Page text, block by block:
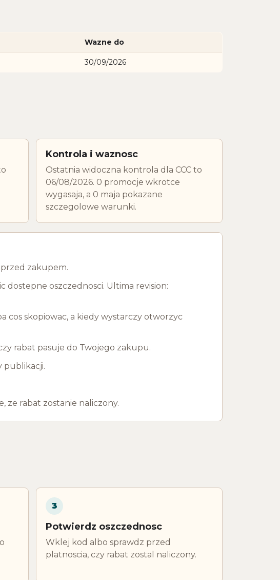
Wazne do
30/09/2026
Kontrola i waznosc
Ostatnia widoczna kontrola dla CCC to
06/08/2026. 0 promocje wkrotce
wygasaja, a 0 maja pokazane
szczegolowe warunki.
przed zakupem.
dostepne oszczednosci. Ultima revision:
skopiowac, a kiedy wystarczy otworzyc
rabat pasuje do Twojego zakupu.
publikacji.
ze rabat zostanie naliczony.
3
Potwierdz oszczednosc
Wklej kod albo sprawdz przed
platnoscia, czy rabat zostal naliczony.